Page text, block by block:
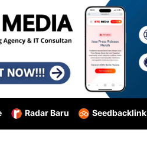
Radar Baru Seedbacklink